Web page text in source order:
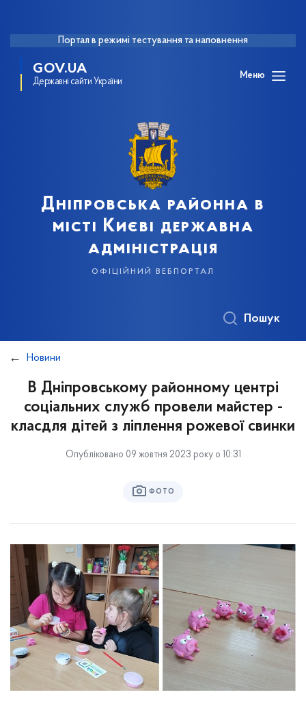
Портал в режимі тестування та наповнення
GOV.UA
Державні сайти України
Меню
Дніпровська районна в
місті Києві державна
адміністрація
офіційний вебпортал
Пошук
Новини
В Дніпровському районному центрі
соціальних служб провели майстер -
класдля дітей з ліплення рожевої свинки
Опубліковано 09 жовтня 2023 року о 10:31
ФОТО